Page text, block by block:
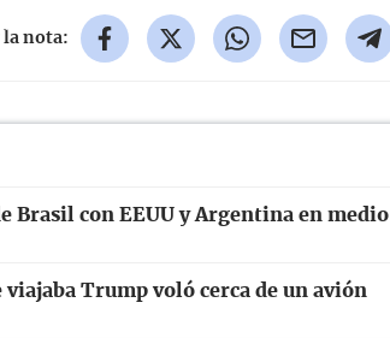
nota:
Brasil con EEUU y Argentina en medio
Trump voló cerca de un avión